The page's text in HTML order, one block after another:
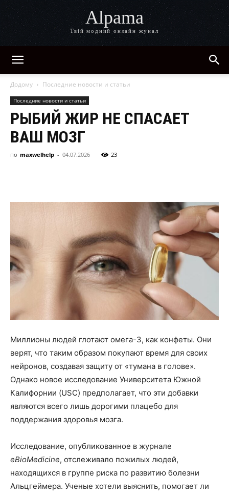
Alpama
Твій модний онлайн жунал
Додому Последние новости и статьи
Последние новости и статьи
РЫБИЙ ЖИР НЕ СПАСАЕТ
ВАШ МОЗГ
по maxwelhelp - 04.07.2026 23
Миллионы людей глотают омега-3, как конфеты. Они
верят, что таким образом покупают время для своих
нейронов, создавая защиту от «тумана в голове».
Однако новое исследование Университета Южной
Калифорнии (USC) предполагает, что эти добавки
являются всего лишь дорогими плацебо для
поддержания здоровья мозга.
Исследование, опубликованное в журнале
eBioMedicine, отслеживало пожилых людей,
находящихся в группе риска по развитию болезни
Альцгеймера. Ученые хотели выяснить, помогает ли